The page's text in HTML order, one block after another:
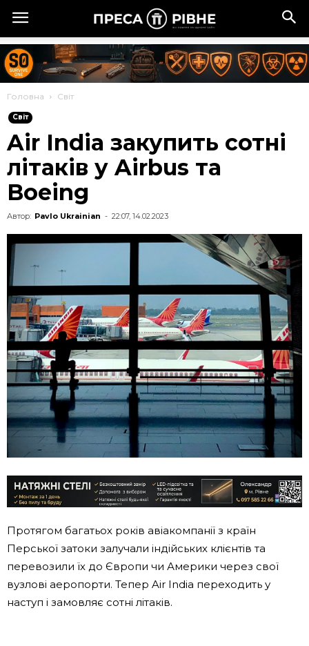
Головна Cвіт
Cвіт
Air India закупить сотні
літаків у Airbus та
Boeing
Автор: Pavlo Ukrainian - 22:07, 14.02.2023
Протягом багатьох років авіакомпанії з країн
Перської затоки залучали індійських клієнтів та
перевозили їх до Європи чи Америки через свої
вузлові аеропорти. Тепер Air India переходить у
наступ і замовляє сотні літаків.